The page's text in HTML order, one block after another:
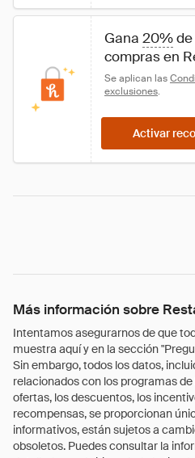
Gana 20%
compras en
Se aplican las
exclusiones.
Activar
Más información sobre
Intentamos asegurarnos de que
muestra aquí y en la sección
Sin embargo, todos los datos,
relacionados con los programas
ofertas, los descuentos, los
recompensas, se proporcionan
informativos, están sujetos a
obsoletos. Puedes consultar la